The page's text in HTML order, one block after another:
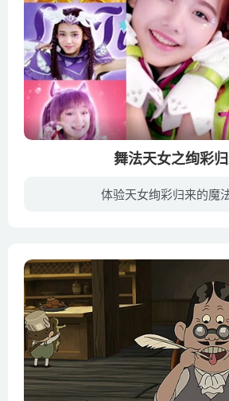
舞法天女之绚彩
体验天女绚彩归来的魔